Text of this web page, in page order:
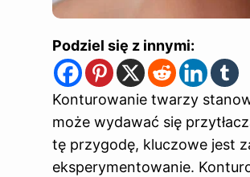
Podziel się z innymi:
Konturowanie twarzy
może wydawać się
tę przygodę, kluczowe jest
eksperymentowanie.